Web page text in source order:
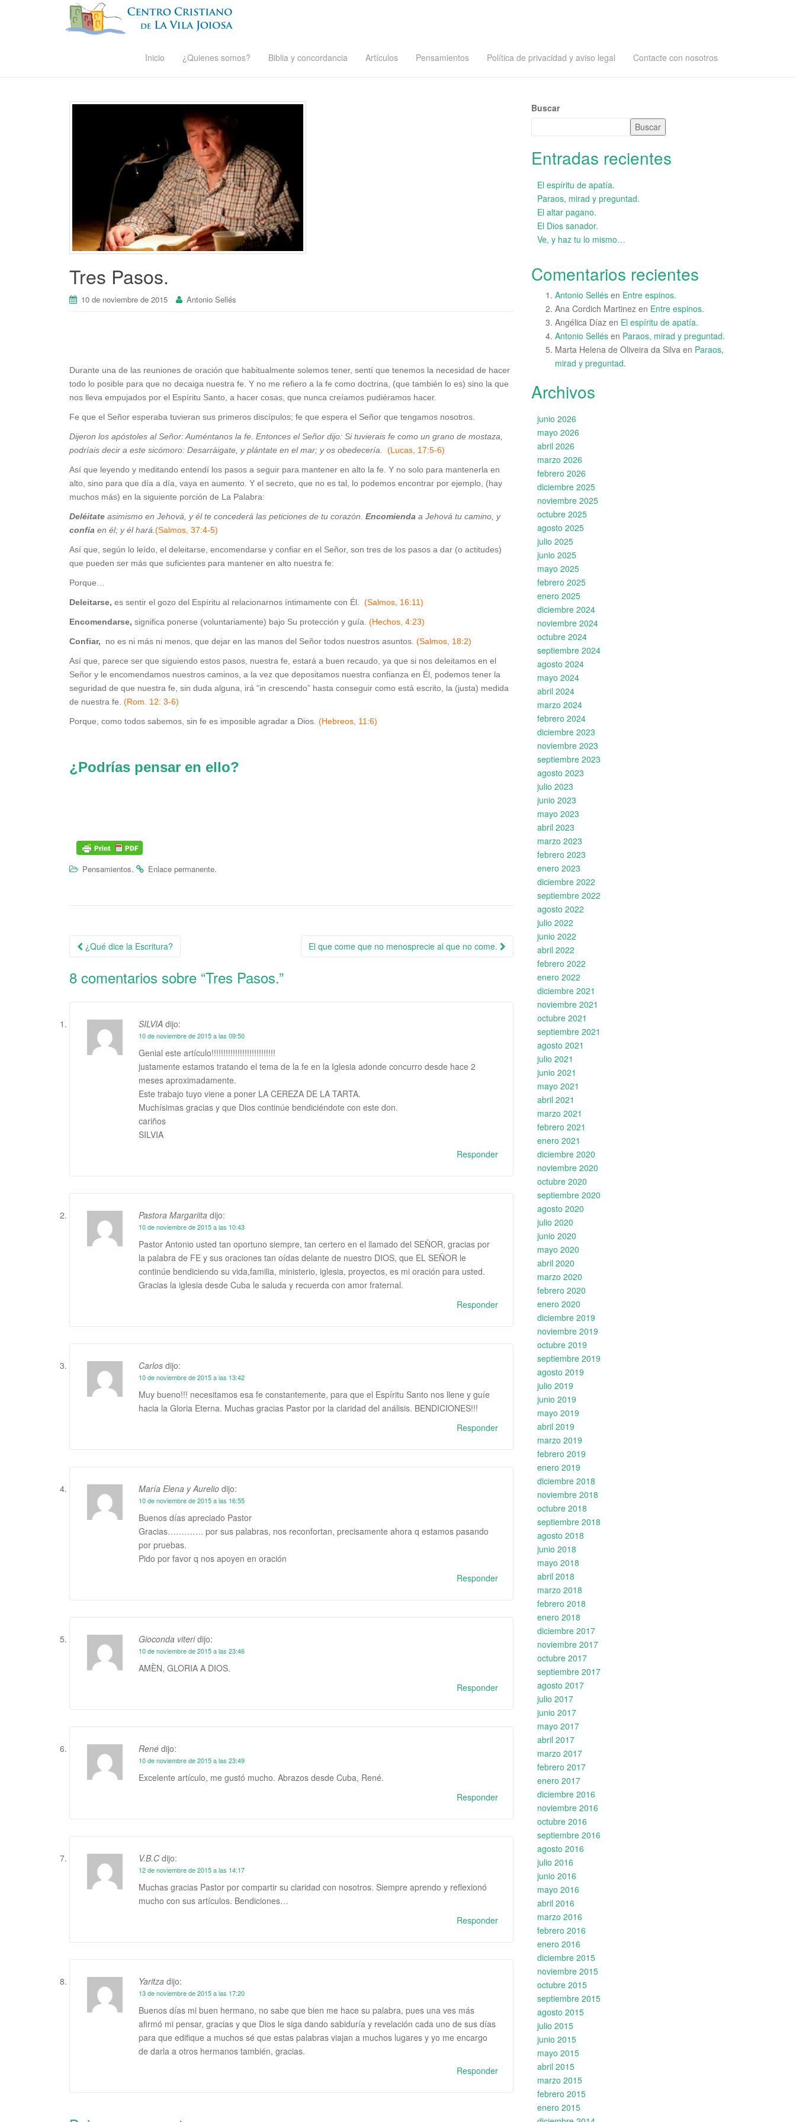
Inicio ¿Quienes somos? Biblia y concordancia Artículos Pensamientos Política de privacidad y aviso legal Contacte con nosotros
Tres Pasos.
10 de noviembre de 2015 Antonio Sellés
Durante una de las reuniones de oración que habitualmente solemos tener, sentí que tenemos la necesidad de hacer
todo lo posible para que no decaiga nuestra fe. Y no me refiero a la fe como doctrina, (que también lo es) sino la que
nos lleva empujados por el Espíritu Santo, a hacer cosas, que nunca creíamos pudiéramos hacer.
Fe que el Señor esperaba tuvieran sus primeros discípulos; fe que espera el Señor que tengamos nosotros.
Dijeron los apóstoles al Señor: Auméntanos la fe. Entonces el Señor dijo: Si tuvierais fe como un grano de mostaza,
podríais decir a este sicómoro: Desarráigate, y plántate en el mar; y os obedecería. (Lucas, 17:5-6)
Así que leyendo y meditando entendí los pasos a seguir para mantener en alto la fe. Y no solo para mantenerla en
alto, sino para que día a día, vaya en aumento. Y el secreto, que no es tal, lo podemos encontrar por ejemplo, (hay
muchos más) en la siguiente porción de La Palabra:
Deléitate asimismo en Jehová, y él te concederá las peticiones de tu corazón. Encomienda a Jehová tu camino, y
confía en él; y él hará. (Salmos, 37:4-5)
Así que, según lo leído, el deleitarse, encomendarse y confiar en el Señor, son tres de los pasos a dar (o actitudes)
que pueden ser más que suficientes para mantener en alto nuestra fe:
Porque…
Deleitarse, es sentir el gozo del Espíritu al relacionarnos íntimamente con Él. (Salmos, 16:11)
Encomendarse, significa ponerse (voluntariamente) bajo Su protección y guía. (Hechos, 4:23)
Confiar, no es ni más ni menos, que dejar en las manos del Señor todos nuestros asuntos. (Salmos, 18:2)
Así que, parece ser que siguiendo estos pasos, nuestra fe, estará a buen recaudo, ya que si nos deleitamos en el
Señor y le encomendamos nuestros caminos, a la vez que depositamos nuestra confianza en Él, podemos tener la
seguridad de que nuestra fe, sin duda alguna, irá “in crescendo” hasta conseguir como está escrito, la (justa) medida
de nuestra fe. (Rom. 12: 3-6)
Porque, como todos sabemos, sin fe es imposible agradar a Dios. (Hebreos, 11:6)
¿Podrías pensar en ello?
Pensamientos. Enlace permanente.
Navegación de la entrada
¿Qué dice la Escritura? El que come que no menosprecie al que no come.
8 comentarios sobre “Tres Pasos.”
SILVIA dijo:
10 de noviembre de 2015 a las 09:50
Genial este artículo!!!!!!!!!!!!!!!!!!!!!!!!!!!
justamente estamos tratando el tema de la fe en la Iglesia adonde concurro desde hace 2
meses aproximadamente.
Este trabajo tuyo viene a poner LA CEREZA DE LA TARTA.
Muchísimas gracias y que Dios continúe bendiciéndote con este don.
cariños
SILVIA
Responder
Pastora Margariita dijo:
10 de noviembre de 2015 a las 10:43
Pastor Antonio usted tan oportuno siempre, tan certero en el llamado del SEÑOR, gracias por
la palabra de FE y sus oraciones tan oídas delante de nuestro DIOS, que EL SEÑOR le
continúe bendiciendo su vida,familia, ministerio, iglesia, proyectos, es mi oración para usted.
Gracias la iglesia desde Cuba le saluda y recuerda con amor fraternal.
Responder
Carlos dijo:
10 de noviembre de 2015 a las 13:42
Muy bueno!!! necesitamos esa fe constantemente, para que el Espíritu Santo nos llene y guíe
hacia la Gloria Eterna. Muchas gracias Pastor por la claridad del análisis. BENDICIONES!!!
Responder
María Elena y Aurelio dijo:
10 de noviembre de 2015 a las 16:55
Buenos días apreciado Pastor
Gracias…………. por sus palabras, nos reconfortan, precisamente ahora q estamos pasando
por pruebas.
Pido por favor q nos apoyen en oración
Responder
Gioconda viteri dijo:
10 de noviembre de 2015 a las 23:46
AMÈN, GLORIA A DIOS.
Responder
René dijo:
10 de noviembre de 2015 a las 23:49
Excelente artículo, me gustó mucho. Abrazos desde Cuba, René.
Responder
V.B.C dijo:
12 de noviembre de 2015 a las 14:17
Muchas gracias Pastor por compartir su claridad con nosotros. Siempre aprendo y reflexionó
mucho con sus artículos. Bendiciones…
Responder
Yaritza dijo:
13 de noviembre de 2015 a las 17:20
Buenos días mi buen hermano, no sabe que bien me hace su palabra, pues una ves más
afirmó mi pensar, gracias y que Dios le siga dando sabiduría y revelación cada uno de sus días
para que edifique a muchos sé que estas palabras viajan a muchos lugares y yo me encargo
de darla a otros hermanos también, gracias.
Responder
Buscar
Buscar
Entradas recientes
El espíritu de apatía.
Paraos, mirad y preguntad.
El altar pagano.
El Dios sanador.
Ve, y haz tu lo mismo…
Comentarios recientes
Antonio Sellés en Entre espinos.
Ana Cordich Martinez en Entre espinos.
Angélica Díaz en El espíritu de apatía.
Antonio Sellés en Paraos, mirad y preguntad.
Marta Helena de Oliveira da Silva en Paraos,
mirad y preguntad.
Archivos
junio 2026
mayo 2026
abril 2026
marzo 2026
febrero 2026
diciembre 2025
noviembre 2025
octubre 2025
agosto 2025
julio 2025
junio 2025
mayo 2025
febrero 2025
enero 2025
diciembre 2024
noviembre 2024
octubre 2024
septiembre 2024
agosto 2024
mayo 2024
abril 2024
marzo 2024
febrero 2024
diciembre 2023
noviembre 2023
septiembre 2023
agosto 2023
julio 2023
junio 2023
mayo 2023
abril 2023
marzo 2023
febrero 2023
enero 2023
diciembre 2022
septiembre 2022
agosto 2022
julio 2022
junio 2022
abril 2022
febrero 2022
enero 2022
diciembre 2021
noviembre 2021
octubre 2021
septiembre 2021
agosto 2021
julio 2021
junio 2021
mayo 2021
abril 2021
marzo 2021
febrero 2021
enero 2021
diciembre 2020
noviembre 2020
octubre 2020
septiembre 2020
agosto 2020
julio 2020
junio 2020
mayo 2020
abril 2020
marzo 2020
febrero 2020
enero 2020
diciembre 2019
noviembre 2019
octubre 2019
septiembre 2019
agosto 2019
julio 2019
junio 2019
mayo 2019
abril 2019
marzo 2019
febrero 2019
enero 2019
diciembre 2018
noviembre 2018
octubre 2018
septiembre 2018
agosto 2018
junio 2018
mayo 2018
abril 2018
marzo 2018
febrero 2018
enero 2018
diciembre 2017
noviembre 2017
octubre 2017
septiembre 2017
agosto 2017
julio 2017
junio 2017
mayo 2017
abril 2017
marzo 2017
febrero 2017
enero 2017
diciembre 2016
noviembre 2016
octubre 2016
septiembre 2016
agosto 2016
julio 2016
junio 2016
mayo 2016
abril 2016
marzo 2016
febrero 2016
enero 2016
diciembre 2015
noviembre 2015
octubre 2015
septiembre 2015
agosto 2015
julio 2015
junio 2015
mayo 2015
abril 2015
marzo 2015
febrero 2015
enero 2015